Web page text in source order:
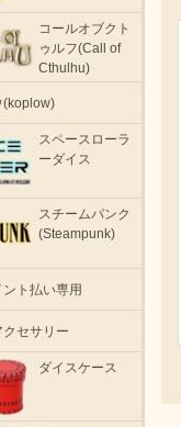
コールオブクト
ゥルフ(Call of
Cthulhu)
(koplow)
スペースローラ
ーダイス
スチームパンク
(Steampunk)
ト払い専用
クセサリー
ダイスケース